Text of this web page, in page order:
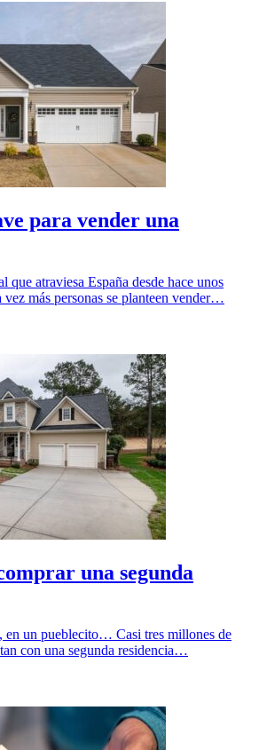
para vender una
que atraviesa España desde hace unos
vez más personas se planteen vender…
una segunda
en un pueblecito… Casi tres millones de
con una segunda residencia…